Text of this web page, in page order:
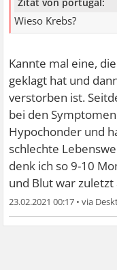
Zitat von portugal:
Wieso Krebs?
Kannte mal eine,
geklagt hat und
verstorben ist.
bei den
Hypochonder und
schlechte
denk ich so 9-10
und Blut war zuletzt
23.02.2021 00:17 •